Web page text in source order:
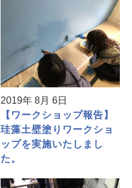
2019年 8月 6日
【ワークショップ報告】
珪藻土壁塗りワークショ
ップを実施いたしまし
た。